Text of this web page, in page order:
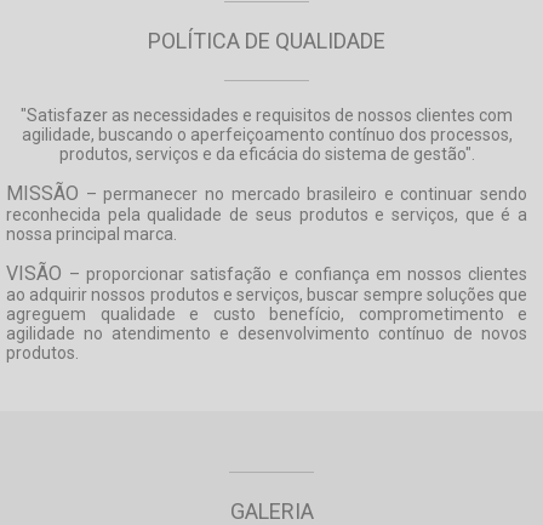
POLÍTICA DE QUALIDADE
"Satisfazer as necessidades e requisitos de nossos clientes com
agilidade, buscando o aperfeiçoamento contínuo dos processos,
produtos, serviços e da eficácia do sistema de gestão".
MISSÃO – permanecer no mercado brasileiro e continuar sendo
reconhecida pela qualidade de seus produtos e serviços, que é a
nossa principal marca.
VISÃO – proporcionar satisfação e confiança em nossos clientes
ao adquirir nossos produtos e serviços, buscar sempre soluções que
agreguem qualidade e custo benefício, comprometimento e
agilidade no atendimento e desenvolvimento contínuo de novos
produtos.
GALERIA